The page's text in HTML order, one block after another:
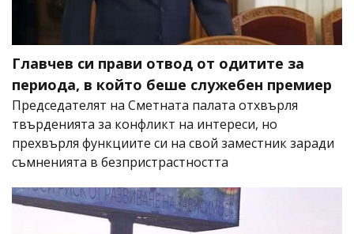
Главчев си прави отвод от одитите за
периода, в който беше служебен премиер
Председателят на Сметната палата отхвърля
твърденията за конфликт на интереси, но
прехвърля функциите си на свой заместник заради
съмненията в безпристрастността